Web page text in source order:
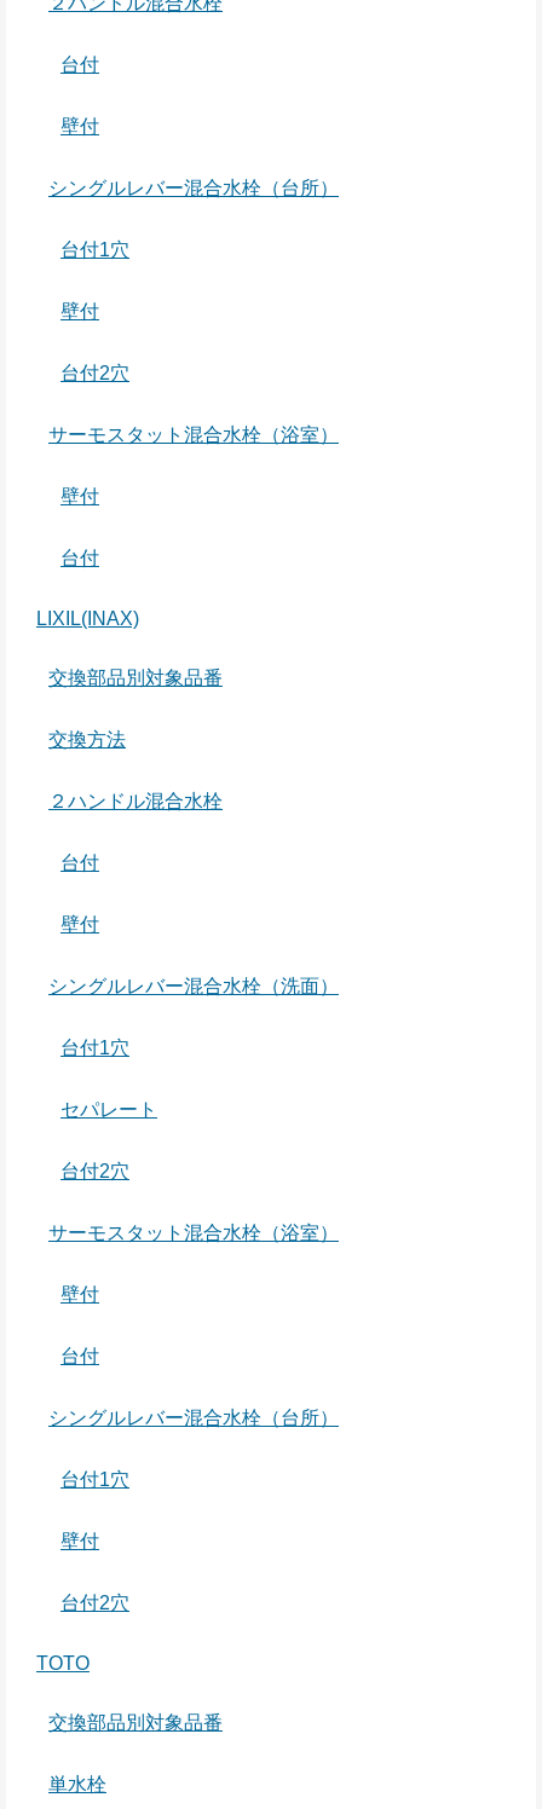
台付
壁付
シングルレバー混合水栓（台所）
台付1穴
壁付
台付2穴
サーモスタット混合水栓（浴室）
壁付
台付
LIXIL(INAX)
交換部品別対象品番
交換方法
２ハンドル混合水栓
台付
壁付
シングルレバー混合水栓（洗面）
台付1穴
セパレート
台付2穴
サーモスタット混合水栓（浴室）
壁付
台付
シングルレバー混合水栓（台所）
台付1穴
壁付
台付2穴
TOTO
交換部品別対象品番
単水栓